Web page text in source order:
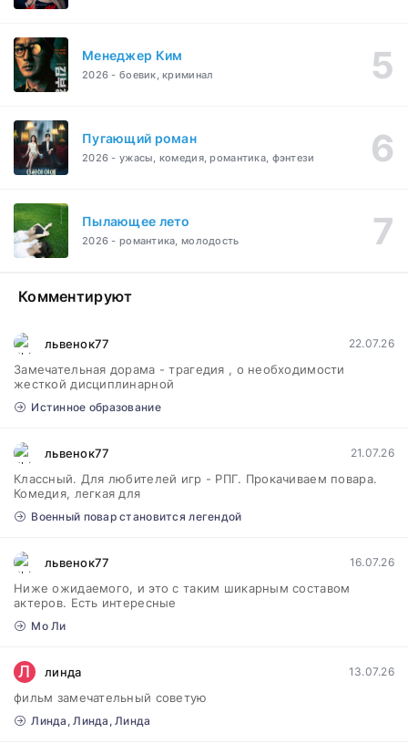
Менеджер Ким
2026 - боевик, криминал
Пугающий роман
2026 - ужасы, комедия, романтика, фэнтези
Пылающее лето
2026 - романтика, молодость
Комментируют
львенок77 22.07.26
Замечательная дорама - трагедия , о необходимости
жесткой дисциплинарной
Истинное образование
львенок77 21.07.26
Классный. Для любителей игр - РПГ. Прокачиваем повара.
Комедия, легкая для
Военный повар становится легендой
львенок77 16.07.26
Ниже ожидаемого, и это с таким шикарным составом
актеров. Есть интересные
Мо Ли
Л линда 13.07.26
фильм замечательный советую
Линда, Линда, Линда